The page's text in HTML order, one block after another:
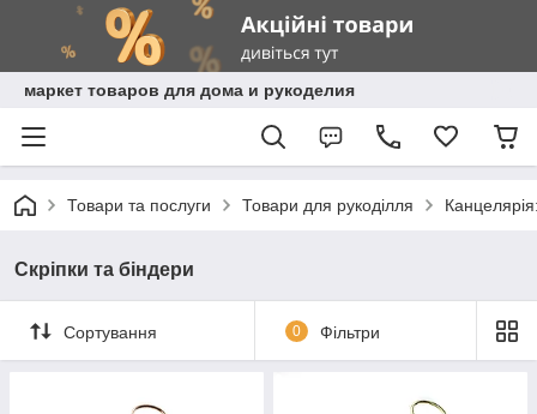
маркет товаров для дома и рукоделия
Товари та послуги Товари для рукоділля
Скріпки та біндери
Сортування 0 Фільтри